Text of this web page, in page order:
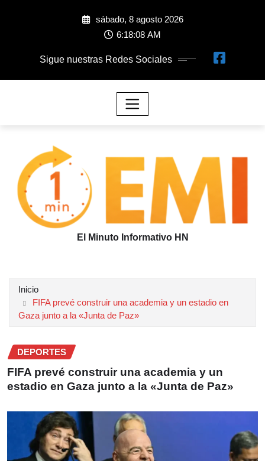
sábado, 8 agosto 2026
6:18:08 AM
Sigue nuestras Redes Sociales
El Minuto Informativo HN
Inicio
FIFA prevé construir una academia y un estadio en
Gaza junto a la «Junta de Paz»
DEPORTES
FIFA prevé construir una academia y un
estadio en Gaza junto a la «Junta de Paz»